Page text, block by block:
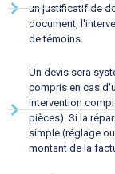
un justificatif de
document,
de témoins.
Un devis sera
compris en cas
intervention
pièces). Si la
simple (réglage
montant de la